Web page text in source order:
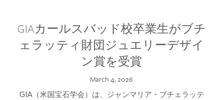
GIAカールスバッド校卒業生がブチ
ェラッティ財団ジュエリーデザイ
ン賞を受賞
March 4, 2026
GIA（米国宝石学会）は、ジャンマリア・ブチェラッテ